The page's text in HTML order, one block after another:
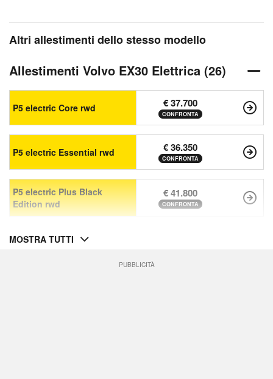
Altri allestimenti dello stesso modello
Allestimenti Volvo EX30 Elettrica (26)
P5 electric Core rwd € 37.700
CONFRONTA
P5 electric Essential rwd € 36.350
CONFRONTA
P5 electric Plus Black
Edition rwd
€ 41.800
CONFRONTA
MOSTRA TUTTI
PUBBLICITÀ